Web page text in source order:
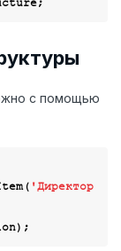
с помощью
'Директор